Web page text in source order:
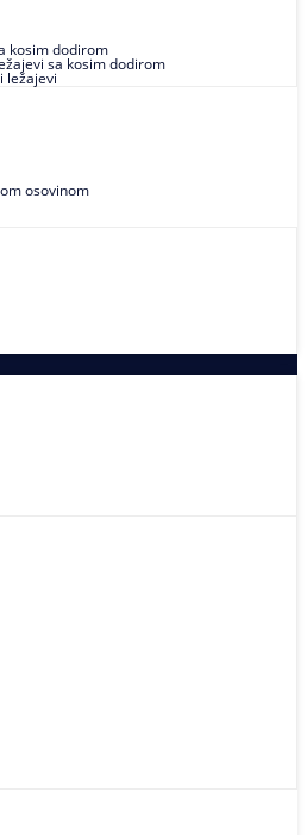
kosim dodirom
sa kosim dodirom
ležajevi
osovinom
power